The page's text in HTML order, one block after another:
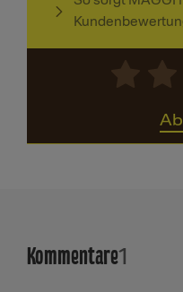
Kommentare1